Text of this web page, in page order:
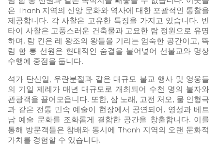
은 Thanh 지역의 신앙 문화와 역사에 대한 포괄적인 통찰을
제공합니다. 각 사찰은 고유한 특징을 가지고 있습니다. 빈
타이 사찰은 고풍스러운 건축물과 고요한 탑 정원으로 유명
하며, 람 킨은 레 왕조의 왕들을 기리는 엄숙한 공간이고, 뜩
럼 함 롱 선원은 현대적인 숨결을 불어넣어 선불교와 명상
수행에 중점을 둡니다.
석가 탄신일, 우란분절과 같은 대규모 불교 행사 및 영웅들
의 기일 제례가 매년 대규모로 개최되어 수천 명의 불자와
관광객을 끌어모읍니다. 또한, 삼 노래, 고전 처오, 물 인형극
과 같은 전통 민속 예술이 현장에서 공연되어, 영성과 베트
남 예술 문화를 조화롭게 결합한 공간을 창출합니다. 이를
통해 방문객들은 참배와 동시에 Thanh 지역의 오랜 문화적
가치를 경험할 수 있습니다.